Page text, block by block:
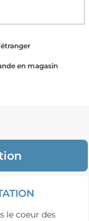
en magasin
le coeur des